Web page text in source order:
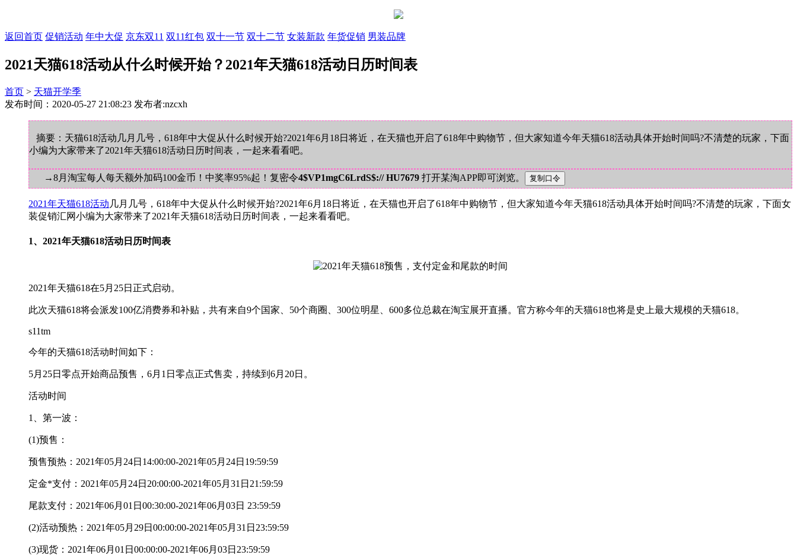
返回首页 促销活动 年中大促 京东双11 双11红包 双十一节 双十二节 女装新款 年货促销 男装品牌
2021天猫618活动从什么时候开始？2021年天猫618活动日历时间表
首页 > 天猫开学季
发布时间：2020-05-27 21:08:23 发布者:nzcxh
摘要：天猫618活动几月几号，618年中大促从什么时候开始?2021年6月18日将近，在天猫也开启了618年中购物节，但大家知道今年天猫618活动具体开始时间吗?不清楚的玩家，下面
小编为大家带来了2021年天猫618活动日历时间表，一起来看看吧。
→8月淘宝每人每天额外加码100金币！中奖率95%起！复密令4$VP1mgC6LrdS$:// HU7679 打开某淘APP即可浏览。
2021年天猫618活动 几月几号，618年中大促从什么时候开始?2021年6月18日将近，在天猫也开启了618年中购物节，但大家知道今年天猫618活动具体开始时间吗?不清楚的玩家，下面女
装促销汇网小编为大家带来了2021年天猫618活动日历时间表，一起来看看吧。
1、2021年天猫618活动日历时间表
2021年天猫618在5月25日正式启动。
此次天猫618将会派发100亿消费券和补贴，共有来自9个国家、50个商圈、300位明星、600多位总裁在淘宝展开直播。官方称今年的天猫618也将是史上最大规模的天猫618。
s11tm
今年的天猫618活动时间如下：
5月25日零点开始商品预售，6月1日零点正式售卖，持续到6月20日。
活动时间
1、第一波：
(1)预售：
预售预热：2021年05月24日14:00:00-2021年05月24日19:59:59
定金*支付：2021年05月24日20:00:00-2021年05月31日21:59:59
尾款支付：2021年06月01日00:30:00-2021年06月03日 23:59:59
(2)活动预热：2021年05月29日00:00:00-2021年05月31日23:59:59
(3)现货：2021年06月01日00:00:00-2021年06月03日23:59:59